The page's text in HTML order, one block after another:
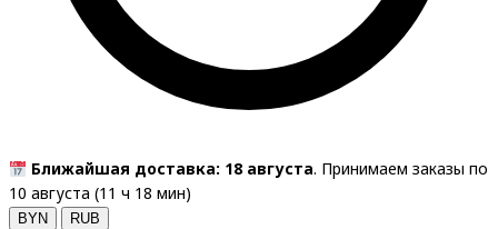
Ближайшая доставка: 18 августа. Принимаем заказы по
10 августа (11 ч 18 мин)
BYN RUB